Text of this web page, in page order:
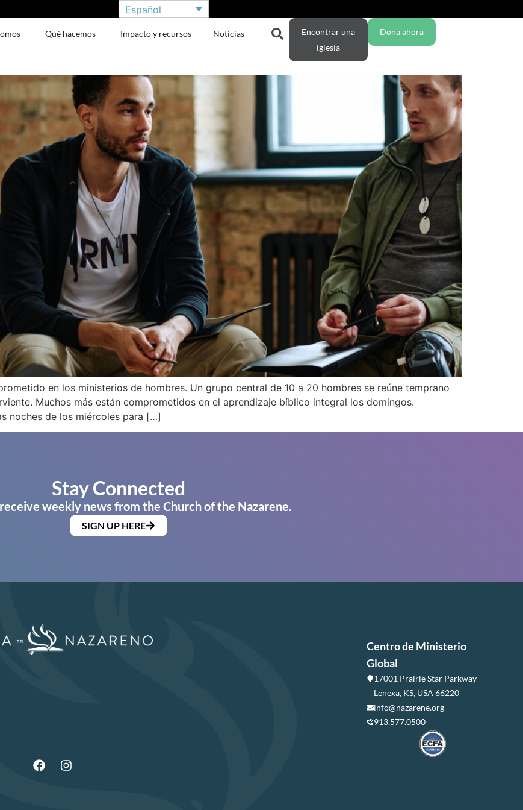
Español
Qué hacemos Impacto y recursos Noticias
Encontrar una
iglesia
Dona ahora
en los ministerios de hombres. Un grupo central de 10 a 20 hombres se reúne temprano
Muchos más están comprometidos en el aprendizaje bíblico integral los domingos.
noches de los miércoles para […]
Stay Connected
weekly news from the Church of the Nazarene.
SIGN UP HERE
Centro de Ministerio
Global
17001 Prairie Star Parkway
Lenexa, KS, USA 66220
info@nazarene.org
913.577.0500